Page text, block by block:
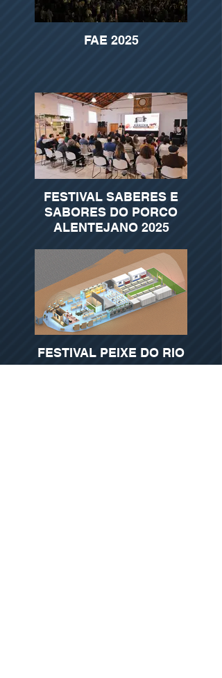
FAE 2025
FESTIVAL SABERES E
SABORES DO PORCO
ALENTEJANO 2025
FESTIVAL PEIXE DO RIO